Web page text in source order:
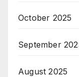
October 2025
September
August 2025